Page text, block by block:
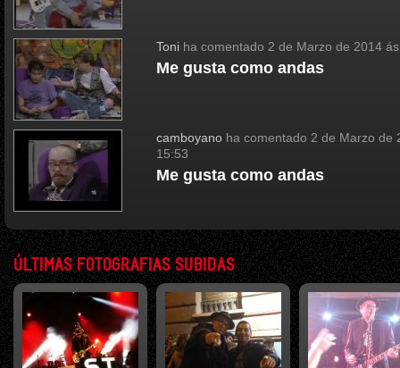
Toni ha comentado 2 de Marzo de 2014
Me gusta como andas
camboyano ha comentado 2 de Marzo de
15:53
Me gusta como andas
ÚLTIMAS FOTOGRAFIAS SUBIDAS